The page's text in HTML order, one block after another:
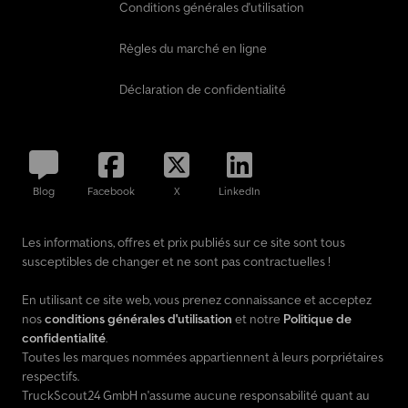
Intelligent, LG4 Feux de position/stop/clignotants à LED, LP4
Projection logo de la marque, M5O 174 kW (237 ch) à 4200 tr/min,
Indicateur ECO, MJ8 Fonction ECO Start-Stop, MO6 Norme Euro
Jantes alliage 7,5Jx18 design 5 double branches, RY2 Contrôle de
pression des pneus avant et arrière sans fil, SA1 Réglage
profondeur coussin siège conducteur, SA2 Réglage profondeur
confort, SE4 Soutien lombaire siège passager, SE5 Soutien
lombaire siège conducteur, SH1
Conditions générales d'utilisation
Règles du marché en ligne
Déclaration de confidentialité
Blog Facebook X LinkedIn
Les informations, offres et prix publiés sur ce site sont tous
susceptibles de changer et ne sont pas contractuelles !
En utilisant ce site web, vous prenez connaissance et acceptez
nosconditions générales d'utilisation et notre Politique de
confidentialité.
Toutes les marques nommées appartiennent à leurs porpriétaires
respectifs.
TruckScout24 GmbH n'assume aucune responsabilité quant au